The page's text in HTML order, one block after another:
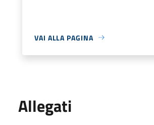
VAI ALLA PAGINA
Allegati